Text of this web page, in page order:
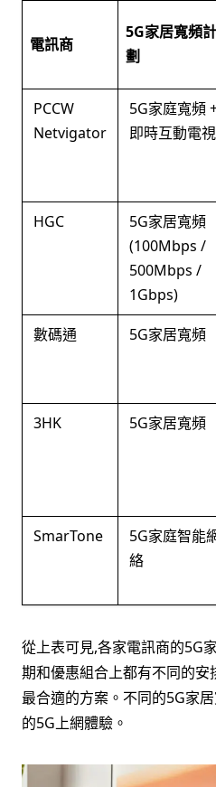
電訊商
5G家居寬頻計
劃
PCCW
Netvigator
5G家庭寬頻
即時互動電視
HGC
5G家居寬頻
(100Mbps /
500Mbps /
1Gbps)
數碼通 5G家居寬頻
3HK
5G家居寬頻
SmarTone
5G家庭智能
絡
從上表可見,各家電訊商的5G
期和優惠組合上都有不同的
最合適的方案。不同的5G家
的5G上網體驗。